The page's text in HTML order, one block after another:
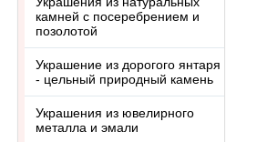
камней с посеребрением и
позолотой
Украшение из дорогого янтаря
- цельный природный камень
Украшения из ювелирного
металла и эмали